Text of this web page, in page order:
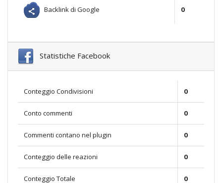
Backlink di Google 0
Statistiche Facebook
Conteggio Condivisioni 0
Conto commenti 0
Commenti contano nel plugin 0
Conteggio delle reazioni 0
Conteggio Totale 0